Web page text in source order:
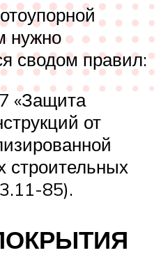
нужно
сводом правил:
«Защита
от
строительных
85).